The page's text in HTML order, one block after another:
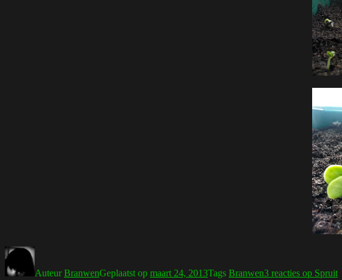
AuteurBranwenGeplaatst op maart 24, 2013Tags Branwen3 reacties op Spruit